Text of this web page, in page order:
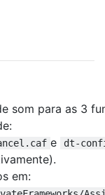
som para as 3
e dt-
em: